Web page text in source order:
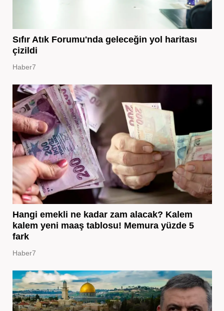
Sıfır Atık Forumu'nda geleceğin yol haritası
çizildi
Haber7
Hangi emekli ne kadar zam alacak? Kalem
kalem yeni maaş tablosu! Memura yüzde 5
fark
Haber7